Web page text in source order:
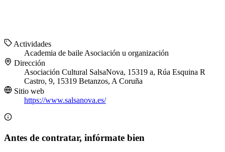
Actividades
Academia de baile Asociación u organización
Dirección
Asociación Cultural SalsaNova, 15319 a, Rúa Esquina R
Castro, 9, 15319 Betanzos, A Coruña
Sitio web
https://www.salsanova.es/
Antes de contratar, infórmate bien